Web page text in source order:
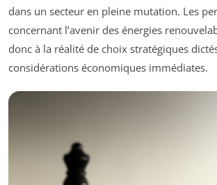
dans un secteur en pleine mutation. Les
concernant l’avenir des énergies
donc à la réalité de choix stratégiques
considérations économiques immédiates.